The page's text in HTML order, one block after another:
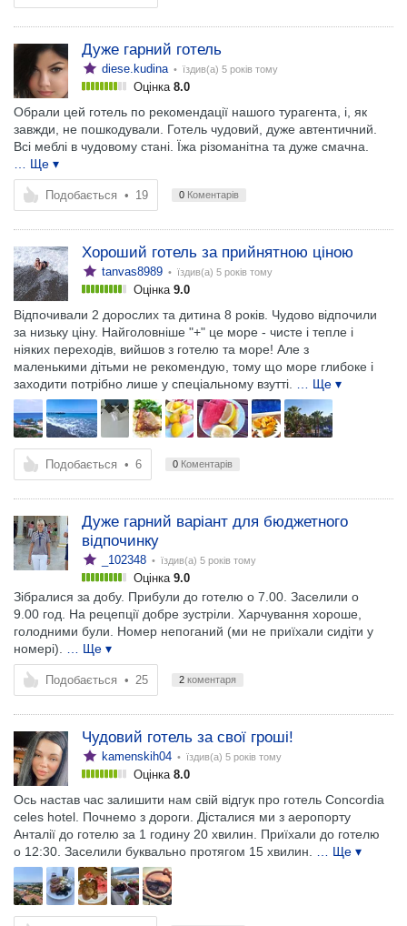
Дуже гарний готель
diese.kudina • їздив(а) 5 років тому
Оцінка 8.0
Обрали цей готель по рекомендації нашого турагента, і, як
завжди, не пошкодували. Готель чудовий, дуже автентичний.
Всі меблі в чудовому стані. Їжа різоманітна та дуже смачна.
… Ще ▾
Подобається • 19 0 Коментарів
Хороший готель за прийнятною ціною
tanvas8989 • їздив(а) 5 років тому
Оцінка 9.0
Відпочивали 2 дорослих та дитина 8 років. Чудово відпочили
за низьку ціну. Найголовніше "+" це море - чисте і тепле і
ніяких переходів, вийшов з готелю та море! Але з
маленькими дітьми не рекомендую, тому що море глибоке і
заходити потрібно лише у спеціальному взутті.
… Ще ▾
Подобається • 6 0 Коментарів
Дуже гарний варіант для бюджетного
відпочинку
_102348 • їздив(а) 5 років тому
Оцінка 9.0
Зібралися за добу. Прибули до готелю о 7.00. Заселили о
9.00 год. На рецепції добре зустріли. Харчування хороше,
голодними були. Номер непоганий (ми не приїхали сидіти у
номері).
… Ще ▾
Подобається • 25 2 коментаря
Чудовий готель за свої гроші!
kamenskih04 • їздив(а) 5 років тому
Оцінка 8.0
Ось настав час залишити нам свій відгук про готель Concordia
celes hotel. Почнемо з дороги. Дісталися ми з аеропорту
Анталії до готелю за 1 годину 20 хвилин. Приїхали до готелю
о 12:30. Заселили буквально протягом 15 хвилин.
… Ще ▾